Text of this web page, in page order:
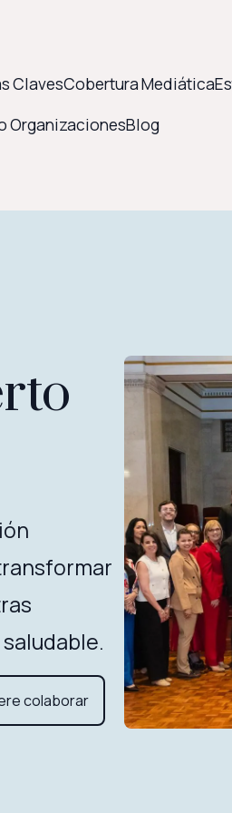
ClavesCobertura Mediática
OrganizacionesBlog
colaborar